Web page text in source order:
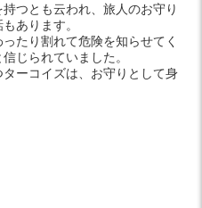
つとも云われ、旅人のお守り
あります。
たり割れて危険を知らせてく
じられていました。
ーコイズは、お守りとして身